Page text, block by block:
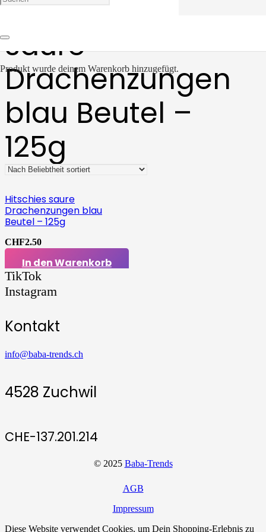
Produkt wurde deinem Warenkorb hinzugefügt.
saure
Drachenzungen
blau Beutel –
125g
Hitschies saure
Drachenzungen blau
Beutel – 125g
CHF2.50
In den Warenkorb
TikTok
Instagram
Kontakt
info@baba-trends.ch
4528 Zuchwil
CHE-137.201.214
© 2025 Baba-Trends
AGB
Impressum
Diese Website verwendet Cookies, um Dein Shopping-Erlebnis zu